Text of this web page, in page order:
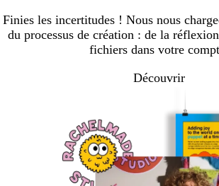
Finies les incertitudes ! Nous nous
du processus de création : de la
fichiers dans votre
Découvrir